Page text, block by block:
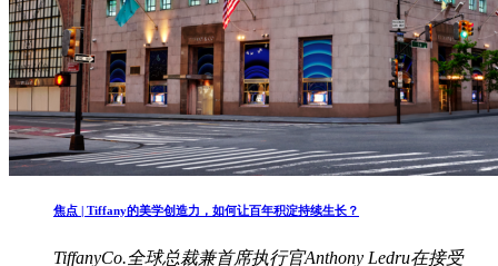
焦点 | Tiffany的美学创造力，如何让百年积淀持续生长？
TiffanyCo.全球总裁兼首席执行官Anthony Ledru在接受